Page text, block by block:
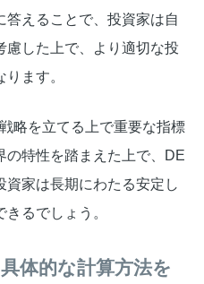
答えることで、投資家は自
慮した上で、より適切な投
ます。
略を立てる上で重要な指標
の特性を踏まえた上で、DE
資家は長期にわたる安定し
るでしょう。
体的な計算方法を